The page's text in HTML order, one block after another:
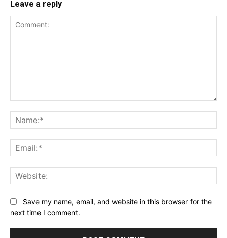
Leave a reply
Save my name, email, and website in this browser for the
next time I comment.